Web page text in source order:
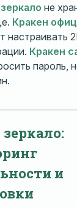
не
Кракен
настраивать
Кракен
пароль,
и